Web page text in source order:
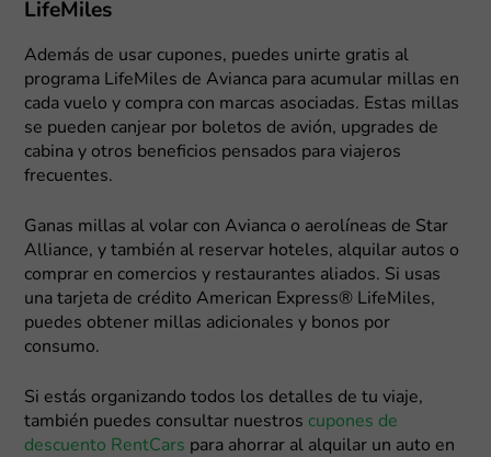
LifeMiles
Además de usar cupones, puedes unirte gratis al
programa LifeMiles de Avianca para acumular millas en
cada vuelo y compra con marcas asociadas. Estas millas
se pueden canjear por boletos de avión, upgrades de
cabina y otros beneficios pensados para viajeros
frecuentes.
Ganas millas al volar con Avianca o aerolíneas de Star
Alliance, y también al reservar hoteles, alquilar autos o
comprar en comercios y restaurantes aliados. Si usas
una tarjeta de crédito American Express® LifeMiles,
puedes obtener millas adicionales y bonos por
consumo.
Si estás organizando todos los detalles de tu viaje,
también puedes consultar nuestros cupones de
descuento RentCars para ahorrar al alquilar un auto en